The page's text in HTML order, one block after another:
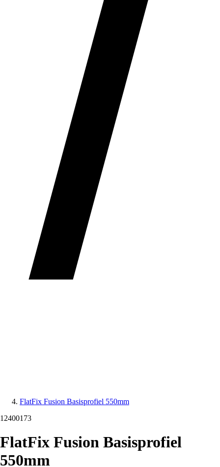
FlatFix Fusion Basisprofiel 550mm
12400173
FlatFix Fusion Basisprofiel
550mm